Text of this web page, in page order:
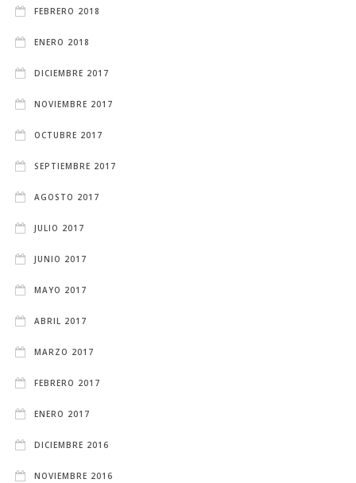
FEBRERO 2018
ENERO 2018
DICIEMBRE 2017
NOVIEMBRE 2017
OCTUBRE 2017
SEPTIEMBRE 2017
AGOSTO 2017
JULIO 2017
JUNIO 2017
MAYO 2017
ABRIL 2017
MARZO 2017
FEBRERO 2017
ENERO 2017
DICIEMBRE 2016
NOVIEMBRE 2016